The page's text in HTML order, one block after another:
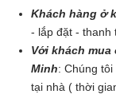
Khách hàng ở
- lắp đặt - thanh
Với khách
Minh: Chúng
tại nhà ( thời